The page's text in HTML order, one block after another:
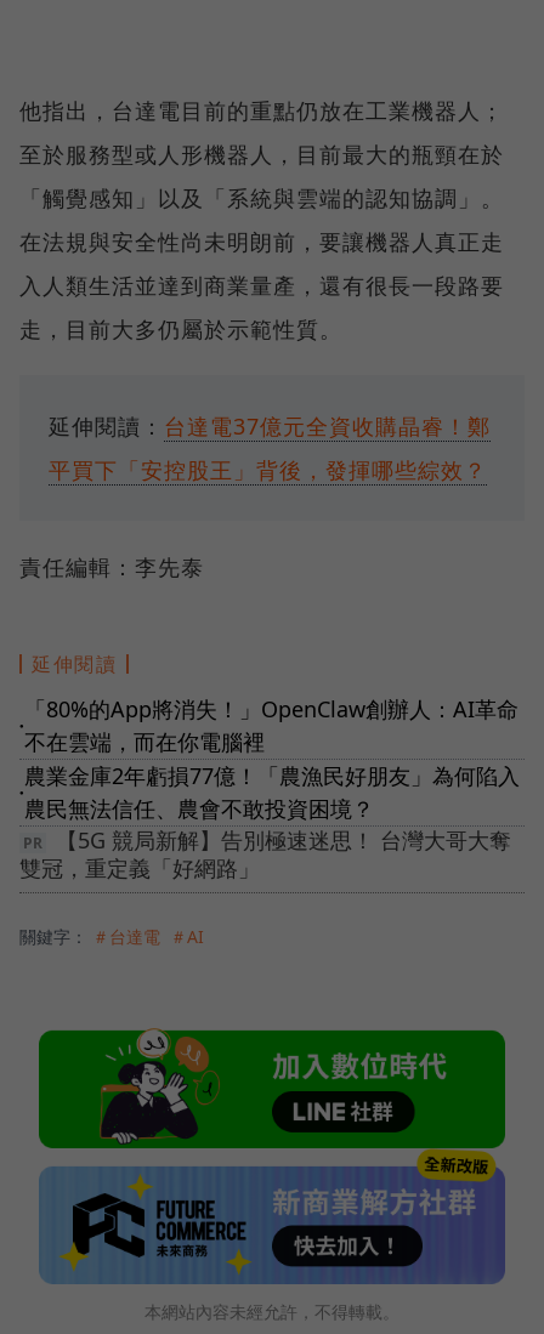
他指出，台達電目前的重點仍放在工業機器人；
至於服務型或人形機器人，目前最大的瓶頸在於
「觸覺感知」以及「系統與雲端的認知協調」。
在法規與安全性尚未明朗前，要讓機器人真正走
入人類生活並達到商業量產，還有很長一段路要
走，目前大多仍屬於示範性質。
延伸閱讀： 台達電37億元全資收購晶睿！鄭
平買下「安控股王」背後，發揮哪些綜效？
責任編輯：李先泰
延伸閱讀
●
「80%的App將消失！」OpenClaw創辦人：AI革命
不在雲端，而在你電腦裡
●
農業金庫2年虧損77億！「農漁民好朋友」為何陷入
農民無法信任、農會不敢投資困境？
【5G 競局新解】告別極速迷思！ 台灣大哥大奪
雙冠，重定義「好網路」
關鍵字： ＃台達電 ＃AI
本網站內容未經允許，不得轉載。